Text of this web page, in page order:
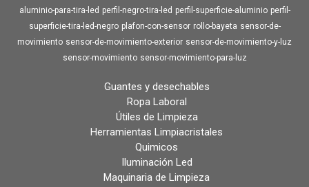
aluminio-para-tira-led perfil-negro-tira-led perfil-superficie-aluminio perfil-
superficie-tira-led-negro plafon-con-sensor rollo-bayeta sensor-de-
movimiento sensor-de-movimiento-exterior sensor-de-movimiento-y-luz
sensor-movimiento sensor-movimiento-para-luz
Guantes y desechables
Ropa Laboral
Útiles de Limpieza
Herramientas Limpiacristales
Quimicos
Iluminación Led
Maquinaria de Limpieza